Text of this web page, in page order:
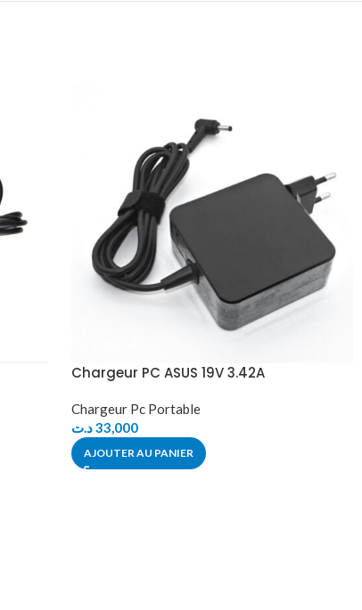
Chargeur PC ASUS 19V 3.42A
Chargeur Pc Portable
33,000د.ت
AJOUTER AU PANIER